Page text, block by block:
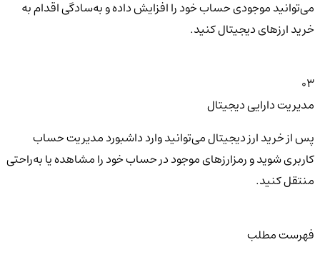
می‌توانید موجودی حساب خود را افزایش داده و به‌سادگی اقدام به
خرید ارزهای دیجیتال کنید.
03
مدیریت دارایی دیجیتال
پس از خرید ارز دیجیتال می‌توانید وارد داشبورد مدیریت حساب
کاربری شوید و رمزارزهای موجود در حساب خود را مشاهده یا به‌راحتی
منتقل کنید.
فهرست مطلب